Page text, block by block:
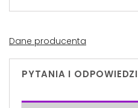
Dane producenta
PYTANIA I ODPOWIEDZI